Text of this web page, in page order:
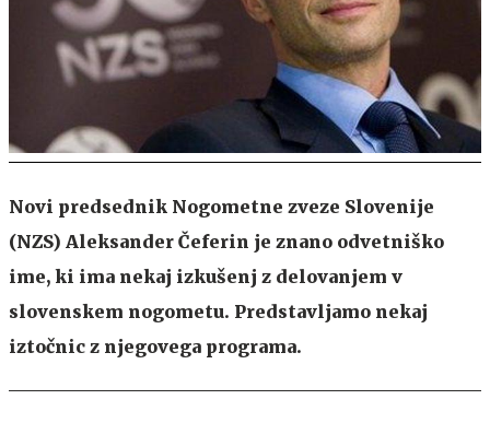
Novi predsednik Nogometne zveze Slovenije
(NZS) Aleksander Čeferin je znano odvetniško
ime, ki ima nekaj izkušenj z delovanjem v
slovenskem nogometu. Predstavljamo nekaj
iztočnic z njegovega programa.